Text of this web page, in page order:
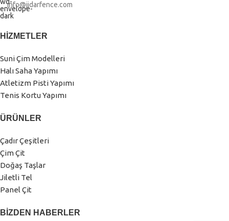
info@jidarfence.com
HIZMETLER
Suni Çim Modelleri
Halı Saha Yapımı
Atletizm Pisti Yapımı
Tenis Kortu Yapımı
ÜRÜNLER
Çadır Çeşitleri
Çim Çit
Doğaş Taşlar
Jiletli Tel
Panel Çit
BIZDEN HABERLER